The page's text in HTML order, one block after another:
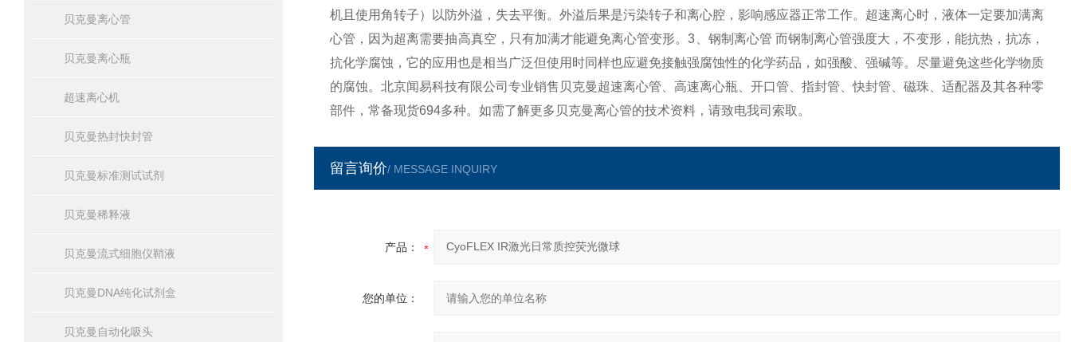
贝克曼离心管
贝克曼离心瓶
超速离心机
贝克曼热封快封管
贝克曼标准测试试剂
贝克曼稀释液
贝克曼流式细胞仪鞘液
贝克曼DNA纯化试剂盒
贝克曼自动化吸头
机且使用角转子）以防外溢，失去平衡。外溢后果是污染转子和离心腔，影响感应器正常工作。超速离心时，液体一定要加满离
心管，因为超离需要抽高真空，只有加满才能避免离心管变形。3、钢制离心管 而钢制离心管强度大，不变形，能抗热，抗冻，
抗化学腐蚀，它的应用也是相当广泛但使用时同样也应避免接触强腐蚀性的化学药品，如强酸、强碱等。尽量避免这些化学物质
的腐蚀。北京闻易科技有限公司专业销售贝克曼超速离心管、高速离心瓶、开口管、指封管、快封管、磁珠、适配器及其各种零
部件，常备现货694多种。如需了解更多贝克曼离心管的技术资料，请致电我司索取。
留言询价/ MESSAGE INQUIRY
产品：
您的单位：